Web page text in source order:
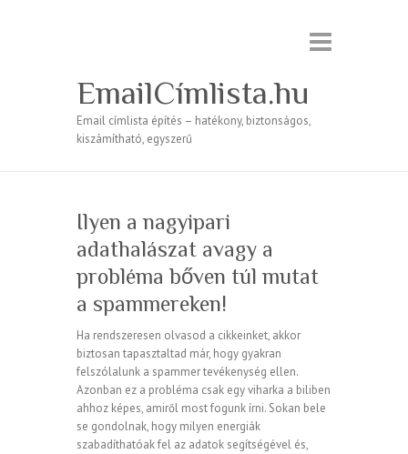
EmailCímlista.hu
Email címlista építés – hatékony, biztonságos,
kiszámítható, egyszerű
Ilyen a nagyipari
adathalászat avagy a
probléma bőven túl mutat
a spammereken!
Ha rendszeresen olvasod a cikkeinket, akkor
biztosan tapasztaltad már, hogy gyakran
felszólalunk a spammer tevékenység ellen.
Azonban ez a probléma csak egy viharka a biliben
ahhoz képes, amiről most fogunk írni. Sokan bele
se gondolnak, hogy milyen energiák
szabadíthatóak fel az adatok segítségével és,